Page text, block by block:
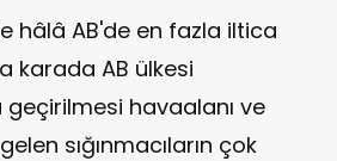
hâlâ AB'de en fazla iltica
karada AB ülkesi
geçirilmesi havaalanı ve
sığınmacıların çok